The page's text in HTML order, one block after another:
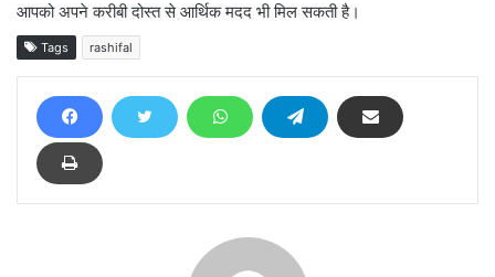
आपको अपने करीबी दोस्त से आर्थिक मदद भी मिल सकती है।
Tags rashifal